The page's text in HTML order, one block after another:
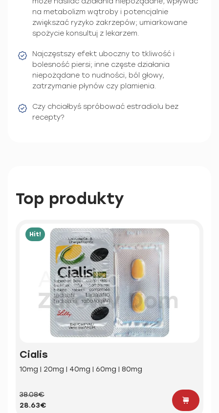
na metabolizm wątroby i potencjalnie
zwiększać ryzyko zakrzepów; umiarkowane
spożycie konsultuj z lekarzem.
Najczęstszy efekt uboczny to tkliwość i
bolesność piersi; inne częste działania
niepożądane to nudności, ból głowy,
zatrzymanie płynów czy plamienia.
Czy chciałbyś spróbować estradiolu bez
recepty?
Top produkty
Hit!
Cialis
10mg | 20mg | 40mg | 60mg | 80mg
38.08€
28.63€